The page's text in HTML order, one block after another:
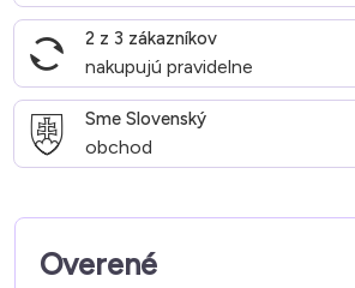
2 z 3 zákazníkov
nakupujú pravidelne
Sme Slovenský
obchod
Overené